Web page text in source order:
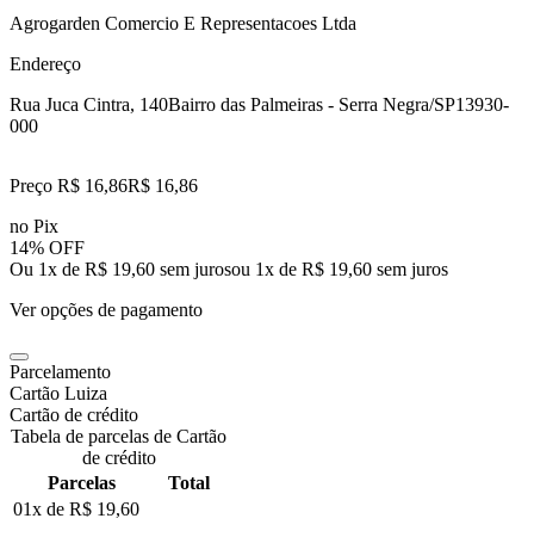
Agrogarden Comercio E Representacoes Ltda
Endereço
Rua Juca Cintra, 140Bairro das Palmeiras - Serra Negra/SP13930-
000
Preço R$ 16,86R$ 16,86
no Pix
14% OFF
Ou 1x de R$ 19,60 sem jurosou 1x de R$ 19,60 sem juros
Ver opções de pagamento
Parcelamento
Cartão Luiza
Cartão de crédito
Tabela de parcelas de Cartão
de crédito
Parcelas
Total
01x de R$ 19,60